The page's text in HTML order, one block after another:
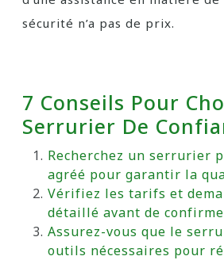
sécurité n’a pas de prix.
7 Conseils Pour
Serrurier De
Recherchez un serrurier
agréé pour garantir la
Vérifiez les tarifs et
détaillé avant de
Assurez-vous que le
outils nécessaires pour